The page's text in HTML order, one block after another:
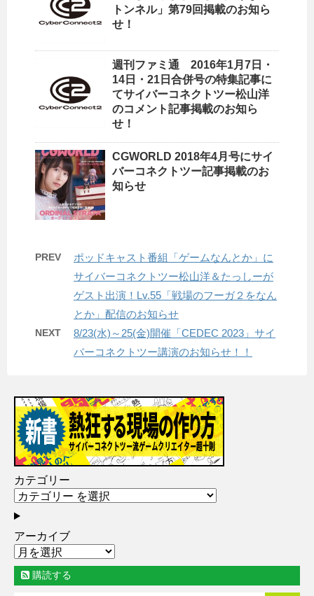
トンネル」第79回掲載のお知ら
せ！
週刊ファミ通 2016年1月7日・
14日・21日合併号の特集記事に
てサイバーコネクトツー松山洋
のコメント記事掲載のお知ら
せ！
CGWORLD 2018年4月号にサイ
バーコネクトツー記事掲載のお
知らせ
PREV
ポッドキャスト番組「ゲームなんとか」に
サイバーコネクトツー松山洋＆たっしーが
ゲスト出演！Lv.55「戦場のフーガ２をなん
とか」配信のお知らせ
NEXT
8/23(水)～25(金)開催「CEDEC 2023」サイ
バーコネクトツー講演のお知らせ！！
カテゴリー
アーカイブ
購読する